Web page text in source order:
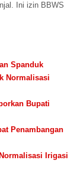
Ini izin BBWS
Spanduk
Normalisasi
Bupati
Penambangan
Irigasi